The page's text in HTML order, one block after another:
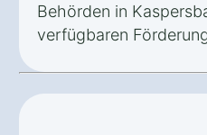
Behörden in
verfügbaren